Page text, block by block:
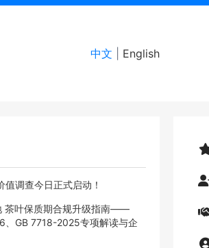
中文 English
调查今日正式启动！
茶叶保质期合规升级指南——
、GB 7718-2025专项解读与企